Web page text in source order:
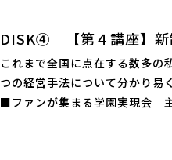
DISK④ 【第４講座】新
これまで全国に点在する数多の
つの経営手法について分かり易
■ファンが集まる学園実現会